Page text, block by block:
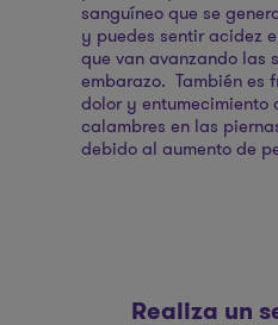
sanguíneo que se
y puedes sentir acidez
que van avanzando las
embarazo. También es
dolor y entumecimiento
calambres en las
debido al aumento de
Realiza un